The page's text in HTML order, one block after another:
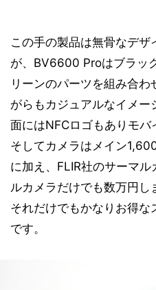
この手の製品は無骨なデ
が、BV6600 Proはブラッ
リーンのパーツを組み合
がらもカジュアルなイメ
面にはNFCロゴもありモバ
そしてカメラはメイン
に加え、FLIR社のサーマ
ルカメラだけでも数万円
それだけでもかなりお得な
です。